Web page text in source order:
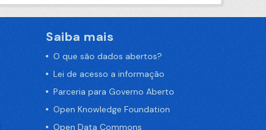
Saiba mais
O que são dados abertos?
Lei de acesso a informação
Parceria para Governo Aberto
Open Knowledge Foundation
Open Data Commons